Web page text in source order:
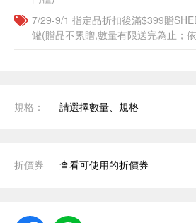
7/29-9/1 指定品折扣後滿$399贈
罐(贈品不累贈,數量有限送完為止；
規格： 請選擇數量、規格
折價券 查看可使用的折價券